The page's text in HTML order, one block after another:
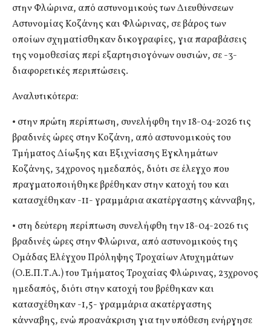
στην Φλώρινα, από αστυνομικούς των Διευθύνσεων
Αστυνομίας Κοζάνης και Φλώρινας, σε βάρος των
οποίων σχηματίσθηκαν δικογραφίες, για παραβάσεις
της νομοθεσίας περί εξαρτησιογόνων ουσιών, σε -3-
διαφορετικές περιπτώσεις.
Αναλυτικότερα:
• στην πρώτη περίπτωση, συνελήφθη την 18-04-2026 τις
βραδινές ώρες στην Κοζάνη, από αστυνομικούς του
Τμήματος Δίωξης και Εξιχνίασης Εγκλημάτων
Κοζάνης, 34χρονος ημεδαπός, διότι σε έλεγχο που
πραγματοποιήθηκε βρέθηκαν στην κατοχή του και
κατασχέθηκαν -11- γραμμάρια ακατέργαστης κάνναβης,
• στη δεύτερη περίπτωση συνελήφθη την 18-04-2026 τις
βραδινές ώρες στην Φλώρινα, από αστυνομικούς της
Ομάδας Ελέγχου Πρόληψης Τροχαίων Ατυχημάτων
(Ο.Ε.Π.Τ.Α.) του Τμήματος Τροχαίας Φλώρινας, 23χρονος
ημεδαπός, διότι στην κατοχή του βρέθηκαν και
κατασχέθηκαν -1,5- γραμμάρια ακατέργαστης
κάνναβης, ενώ προανάκριση για την υπόθεση ενήργησε